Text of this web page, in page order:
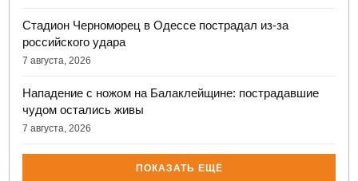
Стадион Черноморец в Одессе пострадал из-за
российского удара
7 августа, 2026
Нападение с ножом на Балаклейщине: пострадавшие
чудом остались живы
7 августа, 2026
ПОКАЗАТЬ ЕЩЁ